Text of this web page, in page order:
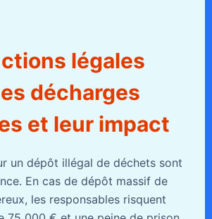
légales
décharges
et leur impact
un dépôt illégal de déchets sont
En cas de dépôt massif de
les responsables risquent